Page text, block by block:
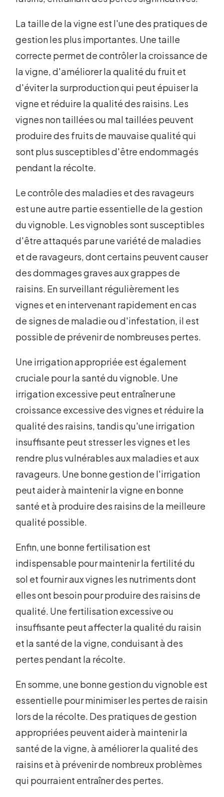
La taille de la vigne est l'une des pratiques de
gestion les plus importantes. Une taille
correcte permet de contrôler la croissance de
la vigne, d'améliorer la qualité du fruit et
d'éviter la surproduction qui peut épuiser la
vigne et réduire la qualité des raisins. Les
vignes non taillées ou mal taillées peuvent
produire des fruits de mauvaise qualité qui
sont plus susceptibles d'être endommagés
pendant la récolte.
Le contrôle des maladies et des ravageurs
est une autre partie essentielle de la gestion
du vignoble. Les vignobles sont susceptibles
d'être attaqués par une variété de maladies
et de ravageurs, dont certains peuvent causer
des dommages graves aux grappes de
raisins. En surveillant régulièrement les
vignes et en intervenant rapidement en cas
de signes de maladie ou d'infestation, il est
possible de prévenir de nombreuses pertes.
Une irrigation appropriée est également
cruciale pour la santé du vignoble. Une
irrigation excessive peut entraîner une
croissance excessive des vignes et réduire la
qualité des raisins, tandis qu'une irrigation
insuffisante peut stresser les vignes et les
rendre plus vulnérables aux maladies et aux
ravageurs. Une bonne gestion de l'irrigation
peut aider à maintenir la vigne en bonne
santé et à produire des raisins de la meilleure
qualité possible.
Enfin, une bonne fertilisation est
indispensable pour maintenir la fertilité du
sol et fournir aux vignes les nutriments dont
elles ont besoin pour produire des raisins de
qualité. Une fertilisation excessive ou
insuffisante peut affecter la qualité du raisin
et la santé de la vigne, conduisant à des
pertes pendant la récolte.
En somme, une bonne gestion du vignoble est
essentielle pour minimiser les pertes de raisin
lors de la récolte. Des pratiques de gestion
appropriées peuvent aider à maintenir la
santé de la vigne, à améliorer la qualité des
raisins et à prévenir de nombreux problèmes
qui pourraient entraîner des pertes.